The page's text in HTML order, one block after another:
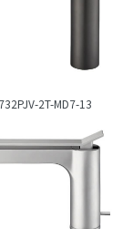
2T-MD7-13